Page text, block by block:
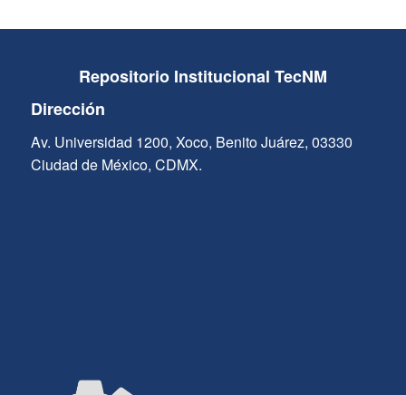
Repositorio Institucional TecNM
Dirección
Av. Universidad 1200, Xoco, Benito Juárez, 03330
Ciudad de México, CDMX.